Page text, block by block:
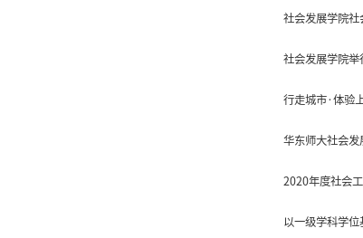
社会发展学院社
社会发展学院举
行走城市·体验
华东师大社会发
2020年度社会
以一级学科学